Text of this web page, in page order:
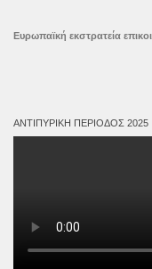
Ευρωπαϊκή εκστρατεία
ΑΝΤΙΠΥΡΙΚΉ ΠΕΡΊΟΔΟΣ 2025